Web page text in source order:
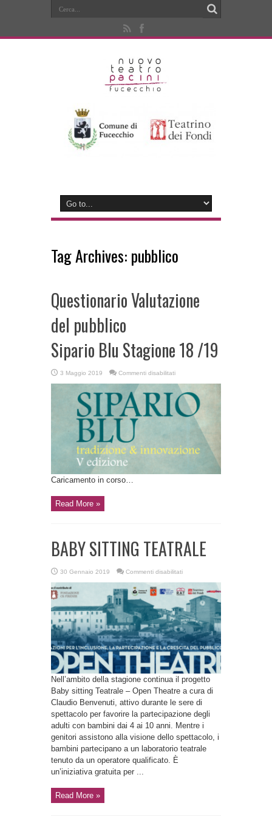
Tag Archives: pubblico
Questionario Valutazione
del pubblico
Sipario Blu Stagione 18 /19
3 Maggio 2019 Commenti disabilitatisu
Valutazione
del
pubblico
Sipario
Blu
Stagione
Caricamento in corso…
Read More »
BABY SITTING TEATRALE
30 Gennaio 2019 Commenti disabilitatisu
SITTING
TEATRALE
Nell’ambito della stagione continua il progetto
Baby sitting Teatrale – Open Theatre a cura di
Claudio Benvenuti, attivo durante le sere di
spettacolo per favorire la partecipazione degli
adulti con bambini dai 4 ai 10 anni. Mentre i
genitori assistono alla visione dello spettacolo, i
bambini partecipano a un laboratorio teatrale
tenuto da un operatore qualificato. È
un’iniziativa gratuita per ...
Read More »